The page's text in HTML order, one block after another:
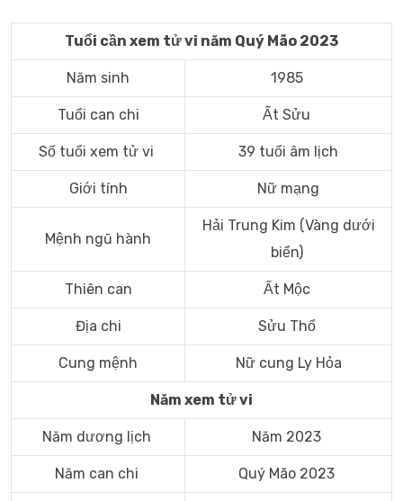
Tuổi cần xem tử vi năm Quý Mão 2023
Năm sinh 1985
Tuổi can chi Ất Sửu
Số tuổi xem tử vi 39 tuổi âm lịch
Giới tính Nữ mạng
Mệnh ngũ hành
Hải Trung Kim (Vàng dưới
biển)
Thiên can Ất Mộc
Địa chi Sửu Thổ
Cung mệnh Nữ cung Ly Hỏa
Năm xem tử vi
Năm dương lịch Năm 2023
Năm can chi Quý Mão 2023